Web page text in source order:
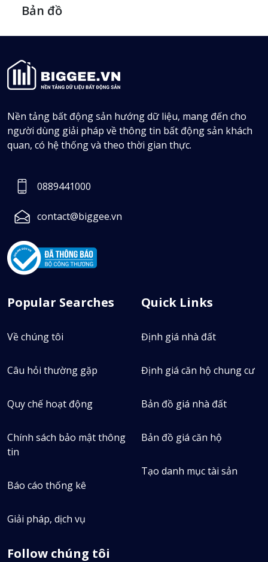
Bản đồ
Tin bán
Tin thuê
Định giá
Nền tảng bất động sản hướng dữ liệu, mang đến cho
người dùng giải pháp về thông tin bất động sản khách
quan, có hệ thống và theo thời gian thực.
0889441000
contact@biggee.vn
Popular Searches
Về chúng tôi
Câu hỏi thường gặp
Quy chế hoạt động
Chính sách bảo mật thông
tin
Báo cáo thống kê
Giải pháp, dịch vụ
Quick Links
Định giá nhà đất
Định giá căn hộ chung cư
Bản đồ giá nhà đất
Bản đồ giá căn hộ
Tạo danh mục tài sản
Follow chúng tôi